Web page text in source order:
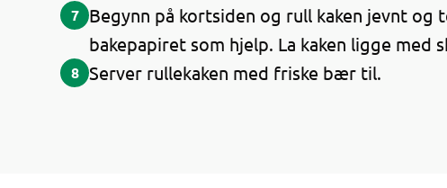
7 Begynn på kortsiden og rull kaken jevnt og
bakepapiret som hjelp. La kaken ligge med
8 Server rullekaken med friske bær til.